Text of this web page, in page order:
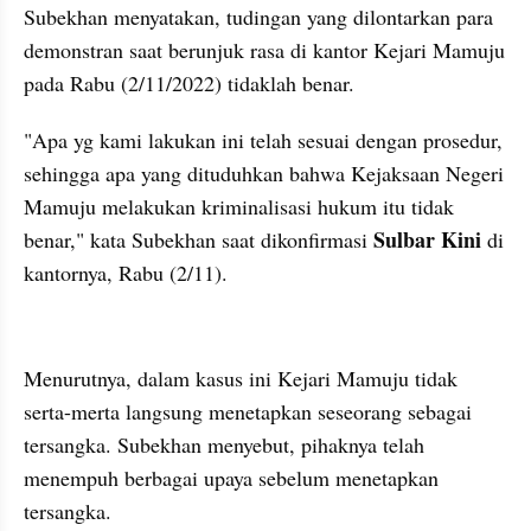
Subekhan menyatakan, tudingan yang dilontarkan para
demonstran saat berunjuk rasa di kantor Kejari Mamuju
pada Rabu (2/11/2022) tidaklah benar.
"Apa yg kami lakukan ini telah sesuai dengan prosedur,
sehingga apa yang dituduhkan bahwa Kejaksaan Negeri
Mamuju melakukan kriminalisasi hukum itu tidak
benar," kata Subekhan saat dikonfirmasi Sulbar Kini di
kantornya, Rabu (2/11).
Menurutnya, dalam kasus ini Kejari Mamuju tidak
serta-merta langsung menetapkan seseorang sebagai
tersangka. Subekhan menyebut, pihaknya telah
menempuh berbagai upaya sebelum menetapkan
tersangka.